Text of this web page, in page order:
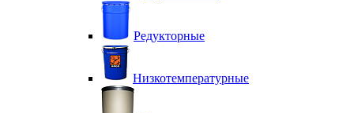
Редукторные
Низкотемпературные